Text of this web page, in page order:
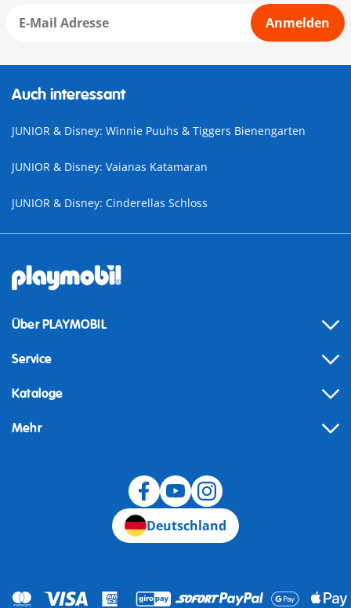
Anmelden
Auch interessant
JUNIOR & Disney: Winnie Puuhs & Tiggers Bienengarten
JUNIOR & Disney: Vaianas Katamaran
JUNIOR & Disney: Cinderellas Schloss
Über PLAYMOBIL
Service
Kataloge
Mehr
Deutschland